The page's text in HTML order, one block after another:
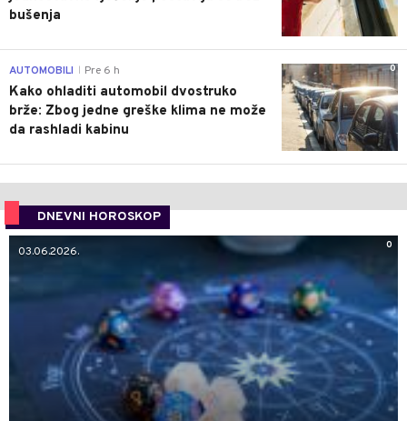
bušenja
0
AUTOMOBILI Pre 6 h
Kako ohladiti automobil dvostruko
brže: Zbog jedne greške klima ne može
da rashladi kabinu
DNEVNI HOROSKOP
0
03.06.2026.